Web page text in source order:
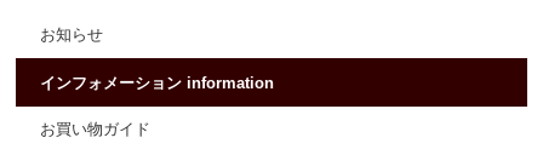
お知らせ
インフォメーション information
お買い物ガイド